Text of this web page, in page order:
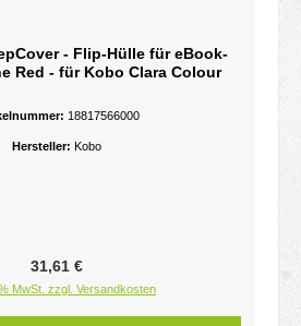
- Flip-Hülle für eBook-
Red - für Kobo Clara Colour
18817566000
Hersteller: Kobo
Regulärer Preis:
31,61 €
MwSt. zzgl. Versandkosten